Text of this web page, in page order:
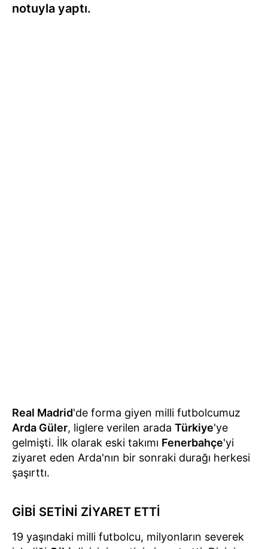
notuyla yaptı.
Real Madrid'de forma giyen milli futbolcumuz
Arda Güler, liglere verilen arada Türkiye'ye
gelmişti. İlk olarak eski takımı Fenerbahçe'yi
ziyaret eden Arda'nın bir sonraki durağı herkesi
şaşırttı.
GİBİ SETİNİ ZİYARET ETTİ
19 yaşındaki milli futbolcu, milyonların severek